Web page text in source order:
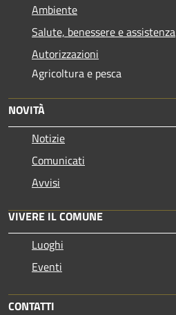
Ambiente
Salute, benessere e assistenza
Autorizzazioni
Agricoltura e pesca
NOVITÀ
Notizie
Comunicati
Avvisi
VIVERE IL COMUNE
Luoghi
Eventi
CONTATTI